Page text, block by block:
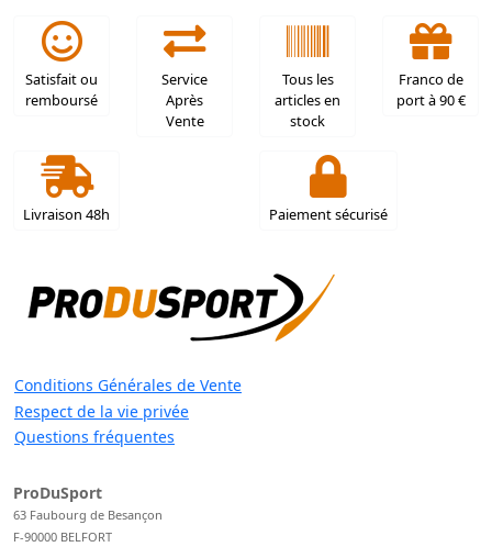
Satisfait ou
remboursé
Service
Après
Vente
Tous les
articles en
stock
Franco de
port à 90 €
Livraison 48h Paiement sécurisé
Conditions Générales de Vente
Respect de la vie privée
Questions fréquentes
ProDuSport
63 Faubourg de Besançon
F-90000 BELFORT